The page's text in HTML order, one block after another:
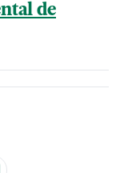
de